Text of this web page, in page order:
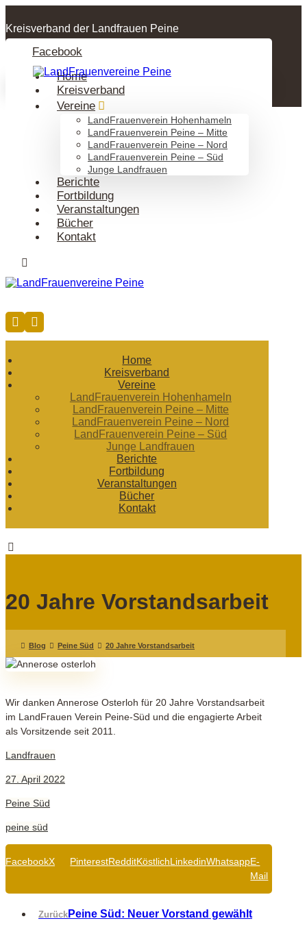
Kreisverband der Landfrauen Peine
Facebook
Home
Kreisverband
Vereine
LandFrauenverein Hohenhameln
LandFrauenverein Peine – Mitte
LandFrauenverein Peine – Nord
LandFrauenverein Peine – Süd
Junge Landfrauen
Berichte
Fortbildung
Veranstaltungen
Bücher
Kontakt
Home
Kreisverband
Vereine
LandFrauenverein Hohenhameln
LandFrauenverein Peine – Mitte
LandFrauenverein Peine – Nord
LandFrauenverein Peine – Süd
Junge Landfrauen
Berichte
Fortbildung
Veranstaltungen
Bücher
Kontakt
20 Jahre Vorstandsarbeit
Blog Peine Süd 20 Jahre Vorstandsarbeit
Wir danken Annerose Osterloh für 20 Jahre Vorstandsarbeit
im LandFrauen Verein Peine-Süd und die engagierte Arbeit
als Vorsitzende seit 2011.
Landfrauen
27. April 2022
Peine Süd
peine süd
FacebookX PinterestRedditKöstlichLinkedinWhatsappE-
Mail
Zurück Peine Süd: Neuer Vorstand gewählt